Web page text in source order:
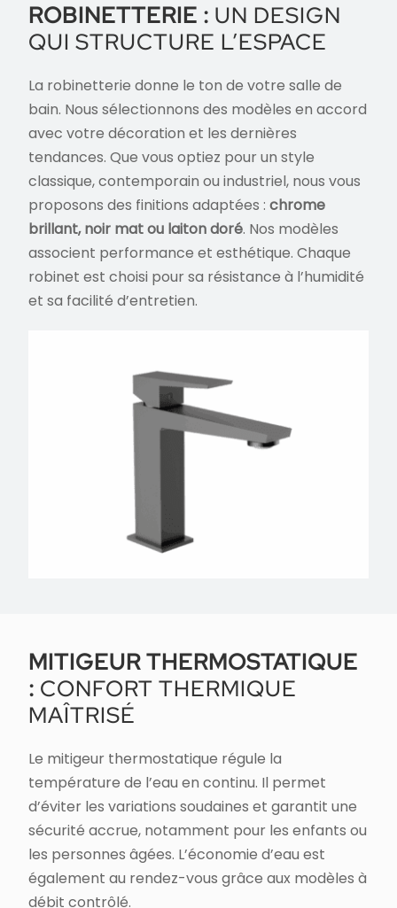
ROBINETTERIE : UN DESIGN
QUI STRUCTURE L’ESPACE
La robinetterie donne le ton de votre salle de
bain. Nous sélectionnons des modèles en accord
avec votre décoration et les dernières
tendances. Que vous optiez pour un style
classique, contemporain ou industriel, nous vous
proposons des finitions adaptées :chrome
brillant, noir mat ou laiton doré. Nos modèles
associent performance et esthétique. Chaque
robinet est choisi pour sa résistance à l’humidité
et sa facilité d’entretien.
MITIGEUR THERMOSTATIQUE
: CONFORT THERMIQUE
MAÎTRISÉ
Le mitigeur thermostatique régule la
température de l’eau en continu. Il permet
d’éviter les variations soudaines et garantit une
sécurité accrue, notamment pour les enfants ou
les personnes âgées. L’économie d’eau est
également au rendez-vous grâce aux modèles à
débit contrôlé.